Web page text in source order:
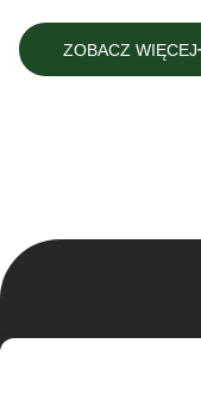
ZOBACZ WIĘCEJ